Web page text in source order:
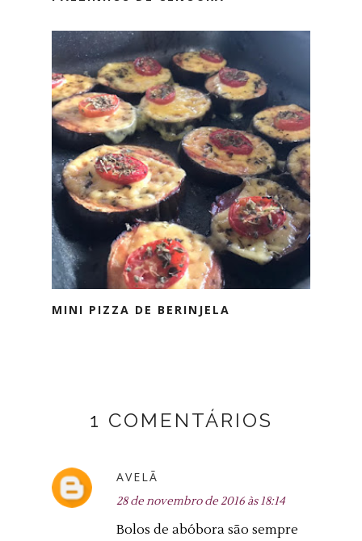
MINI PIZZA DE BERINJELA
1 COMENTÁRIOS
AVELÃ
28 de novembro de 2016 às 18:14
Bolos de abóbora são sempre